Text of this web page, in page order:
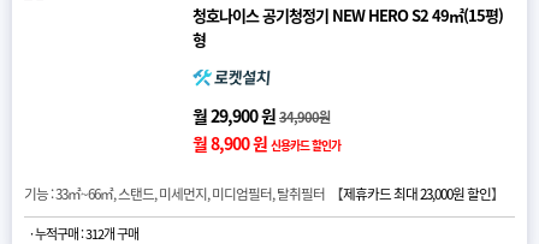
청호나이스 공기청정기 NEW HERO S2 49㎡(15평)
형
월 29,900 원34,900원
월 8,900 원 신용카드 할인가
기능 : 33㎡~66㎡, 스탠드, 미세먼지, 미디엄필터, 탈취필터 【제휴카드 최대 23,000원 할인】
· 누적구매 : 312개 구매